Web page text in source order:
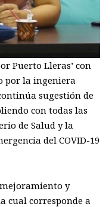
Puerto Lleras’ con
por la ingeniera
sugestión de
con todas las
de Salud y la
del COVID-19
mejoramiento y
cual corresponde a